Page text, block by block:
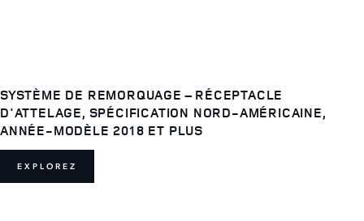
SYSTÈME DE REMORQUAGE – RÉCEPTACLE
D'ATTELAGE, SPÉCIFICATION NORD-AMÉRICAINE,
ANNÉE-MODÈLE 2018 ET PLUS
EXPLOREZ